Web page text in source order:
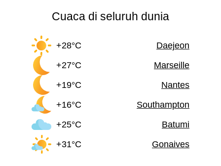
Cuaca di seluruh dunia
+28°C
Daejeon
+27°C
Marseille
+19°C
Nantes
+16°C
Southampton
+25°C
Batumi
+31°C
Gonaives